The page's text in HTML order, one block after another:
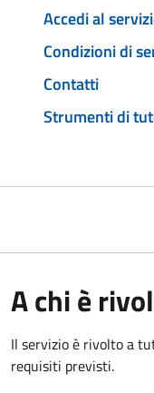
Accedi al
Condizioni di
Contatti
Strumenti di
A chi è
Il servizio è rivolto a
requisiti previsti.